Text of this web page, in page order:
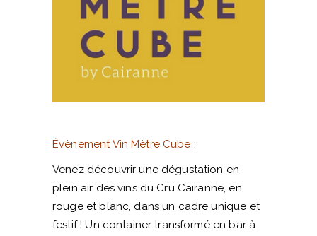
Évènement Vin Mètre Cube :
Venez découvrir une dégustation en
plein air des vins du Cru Cairanne, en
rouge et blanc, dans un cadre unique et
festif ! Un container transformé en bar à